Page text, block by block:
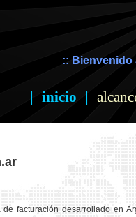
:: Bienvenido
| inicio |
facturación desarrollado en